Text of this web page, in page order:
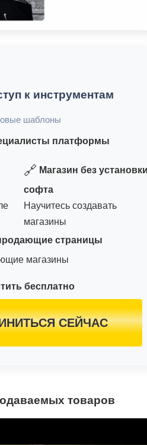
к инструментам
шаблоны
платформы
🔗 Магазин без
софта
Научитесь создавать
магазины
страницы
магазины
бесплатно
СЕЙЧАС
товаров